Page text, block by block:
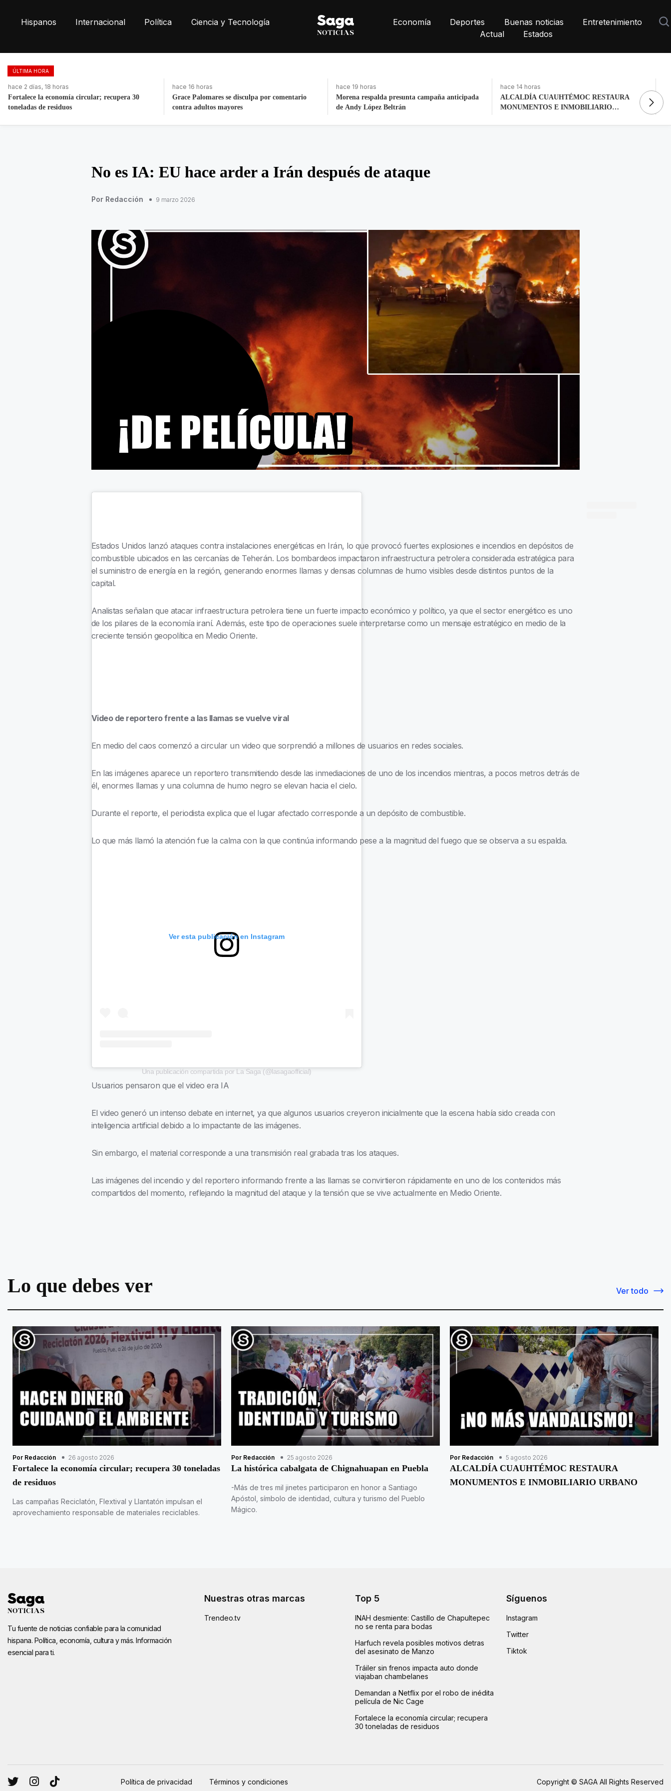
Hispanos Internacional Política Ciencia y Tecnología Economía Deportes Buenas noticias
Entretenimiento
Actual
Estados
ÚLTIMA HORA
hace 16 horas
Grace Palomares se disculpa por comentario
contra adultos mayores
hace 19 horas
Morena respalda presunta campaña anticipada
de Andy López Beltrán
hace 14 horas
ALCALDÍA CUAUHTÉMOC RESTAURA
MONUMENTOS E INMOBILIARIO
hace 2 días, 18 horas
La histórica cabalgata de Chignahuapan en
Puebla
No es IA: EU hace arder a Irán después de ataque
Por Redacción 9 marzo 2026
Estados Unidos lanzó ataques contra instalaciones energéticas en Irán, lo que provocó fuertes explosiones e incendios en depósitos de
combustible ubicados en las cercanías de Teherán. Los bombardeos impactaron infraestructura petrolera considerada estratégica para
el suministro de energía en la región, generando enormes llamas y densas columnas de humo visibles desde distintos puntos de la
capital.
Analistas señalan que atacar infraestructura petrolera tiene un fuerte impacto económico y político, ya que el sector energético es uno
de los pilares de la economía iraní. Además, este tipo de operaciones suele interpretarse como un mensaje estratégico en medio de la
creciente tensión geopolítica en Medio Oriente.
Video de reportero frente a las llamas se vuelve viral
En medio del caos comenzó a circular un video que sorprendió a millones de usuarios en redes sociales.
En las imágenes aparece un reportero transmitiendo desde las inmediaciones de uno de los incendios mientras, a pocos metros detrás de
él, enormes llamas y una columna de humo negro se elevan hacia el cielo.
Durante el reporte, el periodista explica que el lugar afectado corresponde a un depósito de combustible.
Lo que más llamó la atención fue la calma con la que continúa informando pese a la magnitud del fuego que se observa a su espalda.
Ver esta publicación en Instagram
Una publicación compartida por La Saga (@lasagaofficial)
Usuarios pensaron que el video era IA
El video generó un intenso debate en internet, ya que algunos usuarios creyeron inicialmente que la escena había sido creada con
inteligencia artificial debido a lo impactante de las imágenes.
Sin embargo, el material corresponde a una transmisión real grabada tras los ataques.
Las imágenes del incendio y del reportero informando frente a las llamas se convirtieron rápidamente en uno de los contenidos más
compartidos del momento, reflejando la magnitud del ataque y la tensión que se vive actualmente en Medio Oriente.
Lo que debes ver Ver todo
Por Redacción 26 agosto 2026
Fortalece la economía circular; recupera 30 toneladas
de residuos
Las campañas Reciclatón, Flextival y Llantatón impulsan el
aprovechamiento responsable de materiales reciclables.
Por Redacción 25 agosto 2026
La histórica cabalgata de Chignahuapan en Puebla
-Más de tres mil jinetes participaron en honor a Santiago
Apóstol, símbolo de identidad, cultura y turismo del Pueblo
Mágico.
Por Redacción 5 agosto 2026
ALCALDÍA CUAUHTÉMOC RESTAURA
MONUMENTOS E INMOBILIARIO URBANO
Tu fuente de noticias confiable para la comunidad
hispana. Política, economía, cultura y más. Información
esencial para ti.
Nuestras otras marcas
Trendeo.tv
Top 5
INAH desmiente: Castillo de Chapultepec
no se renta para bodas
Harfuch revela posibles motivos detras
del asesinato de Manzo
Tráiler sin frenos impacta auto donde
viajaban chambelanes
Demandan a Netflix por el robo de inédita
película de Nic Cage
Fortalece la economía circular; recupera
30 toneladas de residuos
Síguenos
Instagram
Twitter
Tiktok
Política de privacidad Términos y condiciones Copyright © SAGA All Rights Reserved